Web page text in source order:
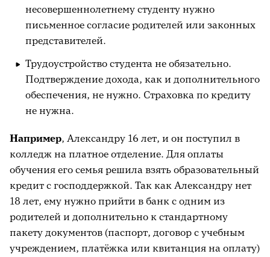
несовершеннолетнему студенту нужно
письменное согласие родителей или законных
представителей.
Трудоустройство студента не обязательно.
Подтверждение дохода, как и дополнительного
обеспечения, не нужно. Страховка по кредиту
не нужна.
Например, Александру 16 лет, и он поступил в
колледж на платное отделение. Для оплаты
обучения его семья решила взять образовательный
кредит с господдержкой. Так как Александру нет
18 лет, ему нужно прийти в банк с одним из
родителей и дополнительно к стандартному
пакету документов (паспорт, договор с учебным
учреждением, платёжка или квитанция на оплату)